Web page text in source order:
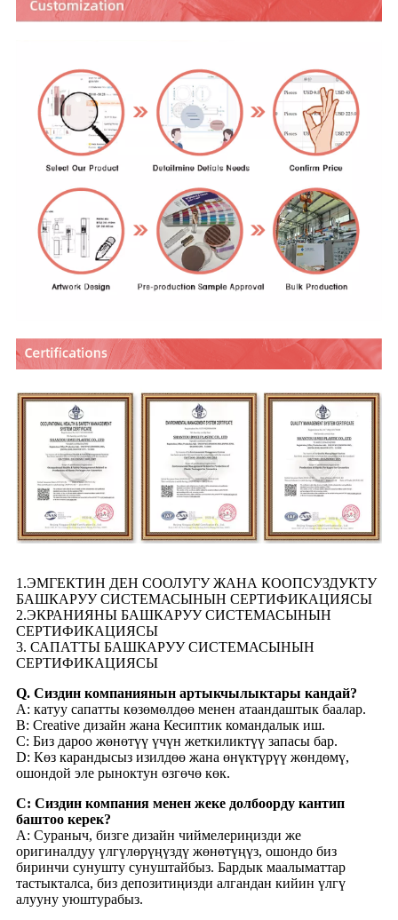
1.ЭМГЕКТИН ДЕН СООЛУГУ ЖАНА КООПСУЗДУКТУ
БАШКАРУУ СИСТЕМАСЫНЫН СЕРТИФИКАЦИЯСЫ
2.ЭКРАНИЯНЫ БАШКАРУУ СИСТЕМАСЫНЫН
СЕРТИФИКАЦИЯСЫ
3. САПАТТЫ БАШКАРУУ СИСТЕМАСЫНЫН
СЕРТИФИКАЦИЯСЫ
Q. Сиздин компаниянын артыкчылыктары кандай?
A: катуу сапатты көзөмөлдөө менен атаандаштык баалар.
B: Creative дизайн жана Кесиптик командалык иш.
C: Биз дароо жөнөтүү үчүн жеткиликтүү запасы бар.
D: Көз карандысыз изилдөө жана өнүктүрүү жөндөмү,
ошондой эле рыноктун өзгөчө көк.
С: Сиздин компания менен жеке долбоорду кантип
баштоо керек?
A: Сураныч, бизге дизайн чиймелериңизди же
оригиналдуу үлгүлөрүңүздү жөнөтүңүз, ошондо биз
биринчи сунушту сунуштайбыз. Бардык маалыматтар
тастыкталса, биз депозитиңизди алгандан кийин үлгү
алууну уюштурабыз.